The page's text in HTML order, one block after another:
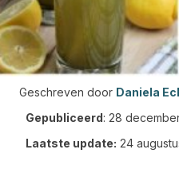
Geschreven door Daniela
Gepubliceerd: 28
Laatste update: 24